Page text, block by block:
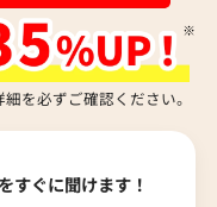
参考買取価格
51,000円
2026年6月17日時点
を必ずご確認ください。
すぐに聞けます！